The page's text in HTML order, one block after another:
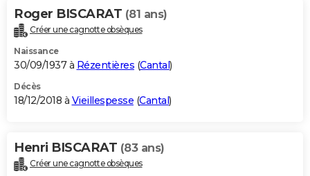
Roger BISCARAT (81 ans)
Créer une cagnotte obsèques
Naissance
30/09/1937 à Rézentières (Cantal)
Décès
18/12/2018 à Vieillespesse (Cantal)
Henri BISCARAT (83 ans)
Créer une cagnotte obsèques